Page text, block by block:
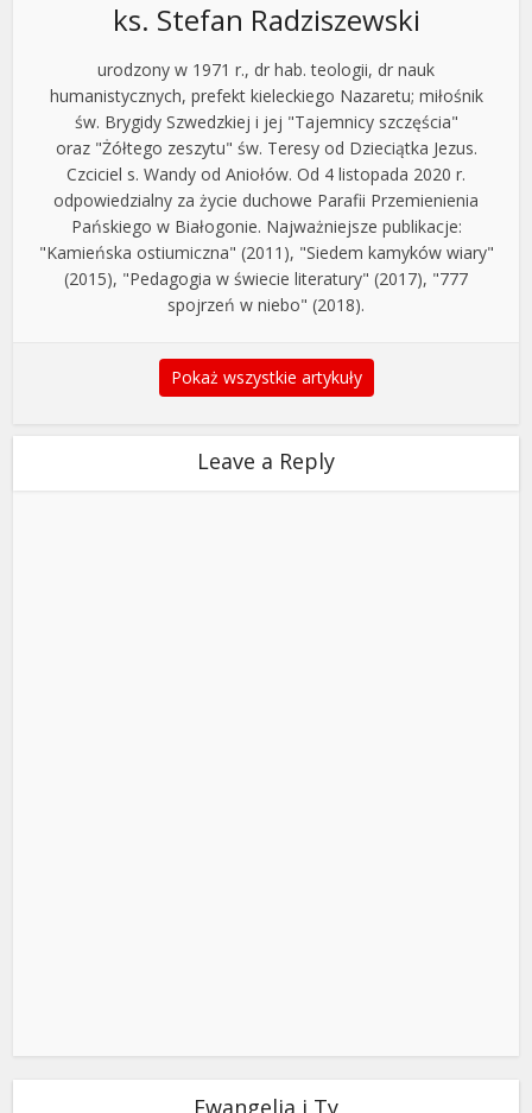
ks. Stefan Radziszewski
urodzony w 1971 r., dr hab. teologii, dr nauk
humanistycznych, prefekt kieleckiego Nazaretu; miłośnik
św. Brygidy Szwedzkiej i jej "Tajemnicy szczęścia"
oraz "Żółtego zeszytu" św. Teresy od Dzieciątka Jezus.
Czciciel s. Wandy od Aniołów. Od 4 listopada 2020 r.
odpowiedzialny za życie duchowe Parafii Przemienienia
Pańskiego w Białogonie. Najważniejsze publikacje:
"Kamieńska ostiumiczna" (2011), "Siedem kamyków wiary"
(2015), "Pedagogia w świecie literatury" (2017), "777
spojrzeń w niebo" (2018).
Pokaż wszystkie artykuły
Leave a Reply
Ewangelia i Ty